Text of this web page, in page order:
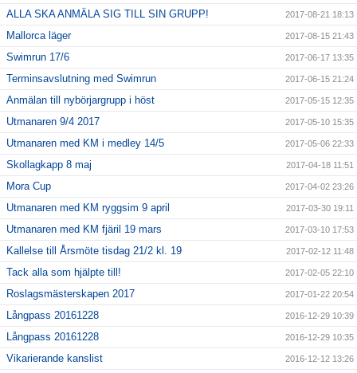
ALLA SKA ANMÄLA SIG TILL SIN GRUPP! 2017-08-21 18:13
Mallorca läger 2017-08-15 21:43
Swimrun 17/6 2017-06-17 13:35
Terminsavslutning med Swimrun 2017-06-15 21:24
Anmälan till nybörjargrupp i höst 2017-05-15 12:35
Utmanaren 9/4 2017 2017-05-10 15:35
Utmanaren med KM i medley 14/5 2017-05-06 22:33
Skollagkapp 8 maj 2017-04-18 11:51
Mora Cup 2017-04-02 23:26
Utmanaren med KM ryggsim 9 april 2017-03-30 19:11
Utmanaren med KM fjäril 19 mars 2017-03-10 17:53
Kallelse till Årsmöte tisdag 21/2 kl. 19 2017-02-12 11:48
Tack alla som hjälpte till! 2017-02-05 22:10
Roslagsmästerskapen 2017 2017-01-22 20:54
Långpass 20161228 2016-12-29 10:39
Långpass 20161228 2016-12-29 10:35
Vikarierande kanslist 2016-12-12 13:26